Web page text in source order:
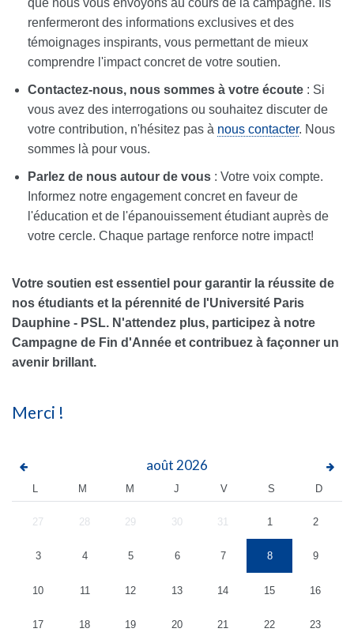
que nous vous envoyons au cours de la campagne. Ils
renfermeront des informations exclusives et des
témoignages inspirants, vous permettant de mieux
comprendre l'impact concret de votre soutien.
Contactez-nous, nous sommes à votre écoute : Si
vous avez des interrogations ou souhaitez discuter de
votre contribution, n'hésitez pas à nous contacter. Nous
sommes là pour vous.
Parlez de nous autour de vous : Votre voix compte.
Informez notre engagement concret en faveur de
l'éducation et de l'épanouissement étudiant auprès de
votre cercle. Chaque partage renforce notre impact!
Votre soutien est essentiel pour garantir la réussite de
nos étudiants et la pérennité de l'Université Paris
Dauphine - PSL. N'attendez plus, participez à notre
Campagne de Fin d'Année et contribuez à façonner un
avenir brillant.
Merci !
août 2026
L M M J V S D
27 28 29 30 31 1 2
3 4 5 6 7 8 9
10 11 12 13 14 15 16
17 18 19 20 21 22 23